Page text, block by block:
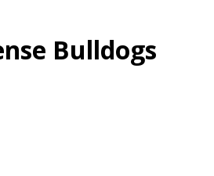
Bulldogs